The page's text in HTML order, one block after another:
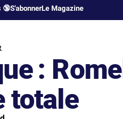
🔞S'abonnerLe Magazine
:
totale